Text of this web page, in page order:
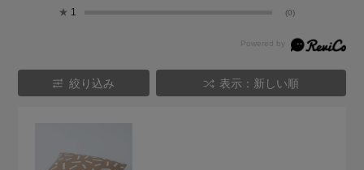
★ 1 (0)
絞り込み 表示：新しい順